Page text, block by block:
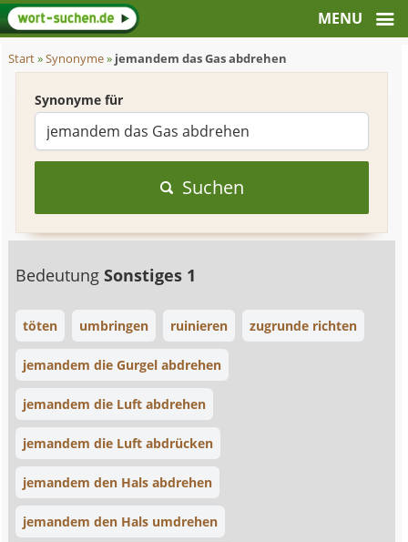
Start»Synonyme» jemandem das Gas abdrehen
Synonyme für
Suchen
BedeutungSonstiges 1
töten umbringen ruinieren zugrunde richten
jemandem die Gurgel abdrehen
jemandem die Luft abdrehen
jemandem die Luft abdrücken
jemandem den Hals abdrehen
jemandem den Hals umdrehen